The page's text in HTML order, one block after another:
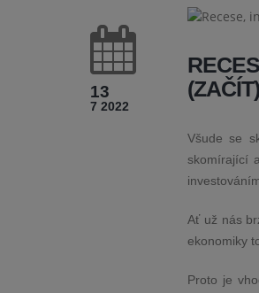
13
7 2022
Všude se
skomírající
Ať už nás
ekonomiky
Proto je